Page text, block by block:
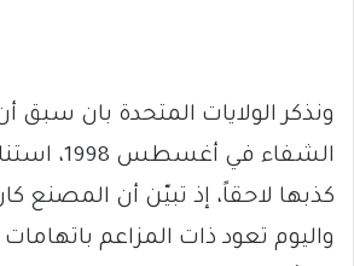
‏ونذكر الولايات المتحدة بان
الشفاء في
كذبها لاحقاً، إذ تبيّن أن المصنع كان
واليوم تعود ذات المزاعم